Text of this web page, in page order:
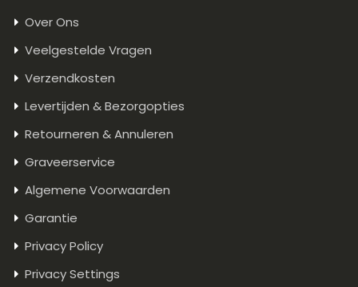
Over Ons
Veelgestelde Vragen
Verzendkosten
Levertijden & Bezorgopties
Retourneren & Annuleren
Graveerservice
Algemene Voorwaarden
Garantie
Privacy Policy
Privacy Settings